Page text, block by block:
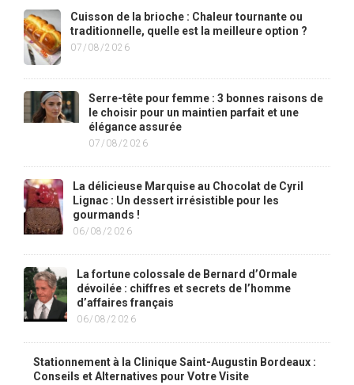
Cuisson de la brioche : Chaleur tournante ou
traditionnelle, quelle est la meilleure option ?
07/08/2026
Serre-tête pour femme : 3 bonnes raisons de
le choisir pour un maintien parfait et une
élégance assurée
07/08/2026
La délicieuse Marquise au Chocolat de Cyril
Lignac : Un dessert irrésistible pour les
gourmands !
06/08/2026
La fortune colossale de Bernard d’Ormale
dévoilée : chiffres et secrets de l’homme
d’affaires français
06/08/2026
Stationnement à la Clinique Saint-Augustin Bordeaux :
Conseils et Alternatives pour Votre Visite